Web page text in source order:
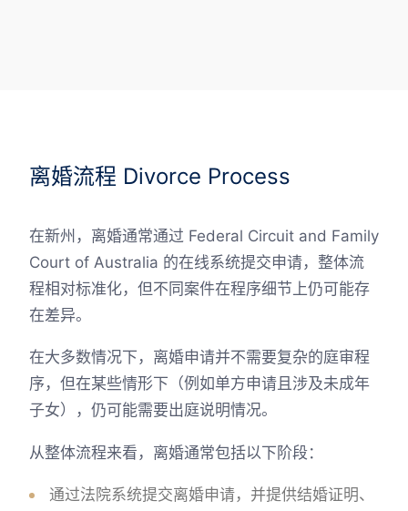
离婚流程 Divorce Process
在新州，离婚通常通过 Federal Circuit and Family
Court of Australia 的在线系统提交申请，整体流
程相对标准化，但不同案件在程序细节上仍可能存
在差异。
在大多数情况下，离婚申请并不需要复杂的庭审程
序，但在某些情形下（例如单方申请且涉及未成年
子女），仍可能需要出庭说明情况。
从整体流程来看，离婚通常包括以下阶段：
通过法院系统提交离婚申请，并提供结婚证明、